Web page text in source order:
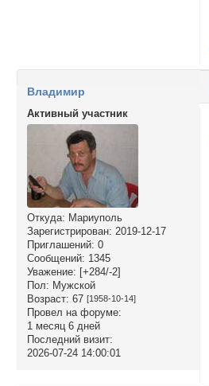
Владимир
Активный участник
Откуда: Мариуполь
Зарегистрирован: 2019-12-17
Приглашений: 0
Сообщений: 1345
Уважение: [+284/-2]
Пол: Мужской
Возраст: 67 [1958-10-14]
Провел на форуме:
1 месяц 6 дней
Последний визит:
2026-07-24 14:00:01